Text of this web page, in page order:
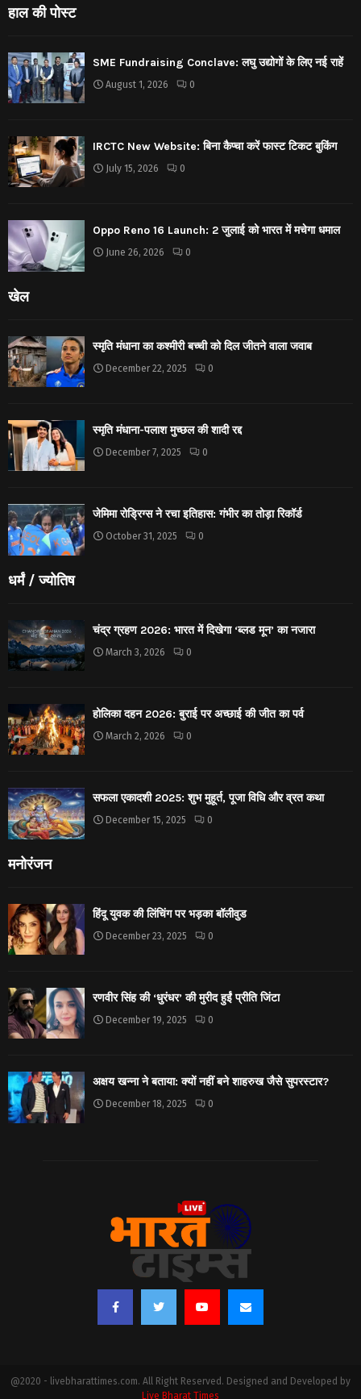
हाल की पोस्ट
SME Fundraising Conclave: लघु उद्योगों के लिए नई राहें
August 1, 2026 0
IRCTC New Website: बिना कैप्चा करें फास्ट टिकट बुकिंग
July 15, 2026 0
Oppo Reno 16 Launch: 2 जुलाई को भारत में मचेगा धमाल
June 26, 2026 0
खेल
स्मृति मंधाना का कश्मीरी बच्ची को दिल जीतने वाला जवाब
December 22, 2025 0
स्मृति मंधाना-पलाश मुच्छल की शादी रद्द
December 7, 2025 0
जेमिमा रोड्रिग्स ने रचा इतिहास: गंभीर का तोड़ा रिकॉर्ड
October 31, 2025 0
धर्मं / ज्योतिष
चंद्र ग्रहण 2026: भारत में दिखेगा ‘ब्लड मून’ का नजारा
March 3, 2026 0
होलिका दहन 2026: बुराई पर अच्छाई की जीत का पर्व
March 2, 2026 0
सफला एकादशी 2025: शुभ मुहूर्त, पूजा विधि और व्रत कथा
December 15, 2025 0
मनोरंजन
हिंदू युवक की लिंचिंग पर भड़का बॉलीवुड
December 23, 2025 0
रणवीर सिंह की ‘धुरंधर’ की मुरीद हुईं प्रीति जिंटा
December 19, 2025 0
अक्षय खन्ना ने बताया: क्यों नहीं बने शाहरुख जैसे सुपरस्टार?
December 18, 2025 0
@2020 - livebharattimes.com. All Right Reserved. Designed and Developed by
Live Bharat Times